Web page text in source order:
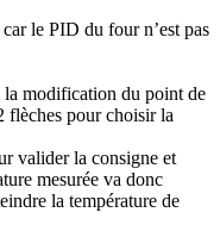
le PID du four n’est pas
modification du point de
flèches pour choisir la
valider la consigne et
mesurée va donc
la température de